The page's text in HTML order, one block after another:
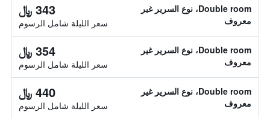
Double room، نوع السرير غير
معروف
343 ﷼
سعر الليلة شامل الرسوم
Double room، نوع السرير غير
معروف
354 ﷼
سعر الليلة شامل الرسوم
Double room، نوع السرير غير
معروف
440 ﷼
سعر الليلة شامل الرسوم